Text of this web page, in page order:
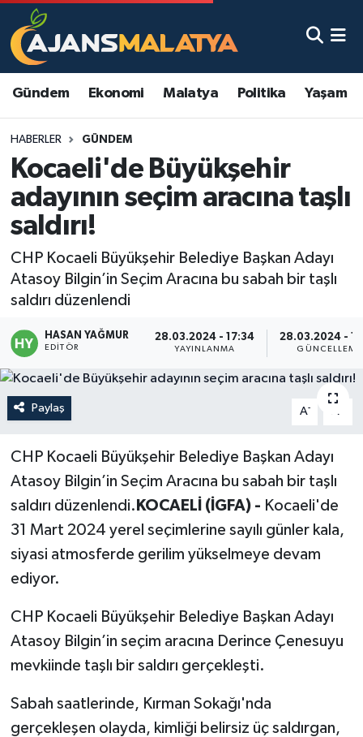
Gündem Ekonomi Malatya Politika Yaşam
HABERLER GÜNDEM
Kocaeli'de Büyükşehir
adayının seçim aracına taşlı
saldırı!
CHP Kocaeli Büyükşehir Belediye Başkan Adayı
Atasoy Bilgin’in Seçim Aracına bu sabah bir taşlı
saldırı düzenlendi
HASAN YAĞMUR
EDITÖR
28.03.2024 - 17:34
YAYINLANMA
28.03.2024 -
GÜNCELLEME
Paylaş A- A
CHP Kocaeli Büyükşehir Belediye Başkan Adayı
Atasoy Bilgin’in Seçim Aracına bu sabah bir taşlı
saldırı düzenlendi. KOCAELİ (İGFA) - Kocaeli'de
31 Mart 2024 yerel seçimlerine sayılı günler kala,
siyasi atmosferde gerilim yükselmeye devam
ediyor.
CHP Kocaeli Büyükşehir Belediye Başkan Adayı
Atasoy Bilgin’in seçim aracına Derince Çenesuyu
mevkiinde taşlı bir saldırı gerçekleşti.
Sabah saatlerinde, Kırman Sokağı'nda
gerçekleşen olayda, kimliği belirsiz üç saldırgan,
Asayiş
Eğitim
Gündem
Kültür & Sanat
Magazin
Spor
Yaşam
Malatya Nöbetçi Eczaneler
Malatya Namaz Vakitleri
Malatya Trafik Yoğunluk Haritası
TFF 3.Lig 2.Grup Puan Durumu ve Fikstür
Tüm Manşetler
Son Dakika Haberleri
Haber Arşivi